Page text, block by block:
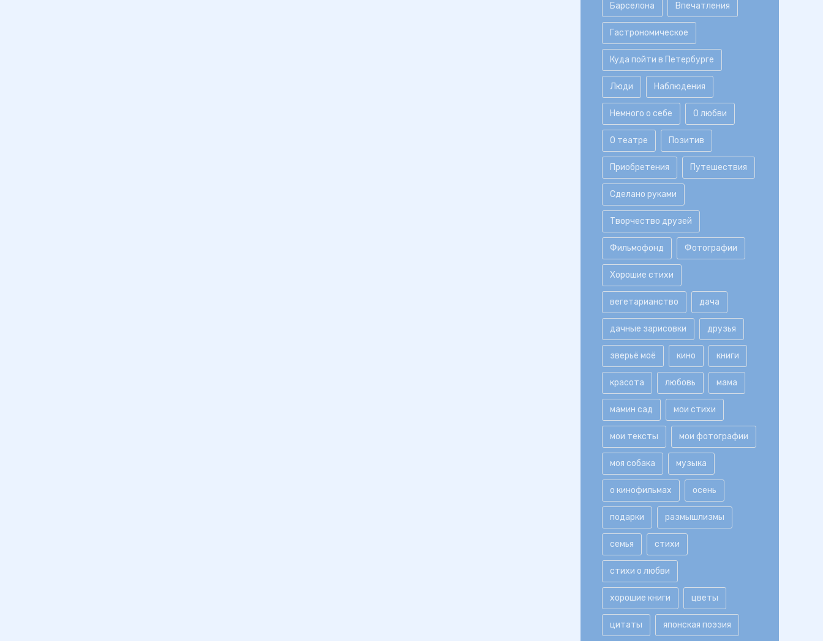
Барселона Впечатления
Гастрономическое
Куда пойти в Петербурге
Люди Наблюдения
Немного о себе О любви
О театре Позитив
Приобретения Путешествия
Сделано руками
Творчество друзей
Фильмофонд Фотографии
Хорошие стихи
вегетарианство дача
дачные зарисовки друзья
зверьё моё кино книги
красота любовь мама
мамин сад мои стихи
мои тексты мои фотографии
моя собака музыка
о кинофильмах осень
подарки размышлизмы
семья стихи
стихи о любви
хорошие книги цветы
цитаты японская поэзия